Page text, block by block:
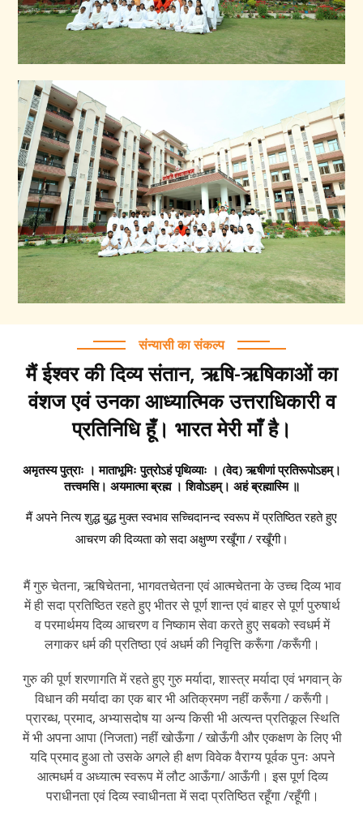
संन्यासी का संकल्प
मैं ईश्वर की दिव्य संतान, ऋषि-ऋषिकाओं का
वंशज एवं उनका आध्यात्मिक उत्तराधिकारी व
प्रतिनिधि हूँ। भारत मेरी माँ है।
अमृतस्य पुत्राः । माताभूमिः पुत्रोऽहं पृथिव्याः । (वेद) ऋषीणां प्रतिरूपोऽहम्।
तत्त्वमसि। अयमात्मा ब्रह्म । शिवोऽहम्। अहं ब्रह्मास्मि ॥
मैं अपने नित्य शुद्ध बुद्ध मुक्त स्वभाव सच्चिदानन्द स्वरूप में प्रतिष्ठित रहते हुए
आचरण की दिव्यता को सदा अक्षुण्ण रखूँगा / रखूँगी।
मैं गुरु चेतना, ऋषिचेतना, भागवतचेतना एवं आत्मचेतना के उच्च दिव्य भाव
में ही सदा प्रतिष्ठित रहते हुए भीतर से पूर्ण शान्त एवं बाहर से पूर्ण पुरुषार्थ
व परमार्थमय दिव्य आचरण व निष्काम सेवा करते हुए सबको स्वधर्म में
लगाकर धर्म की प्रतिष्ठा एवं अधर्म की निवृत्ति करूँगा /करूँगी।
गुरु की पूर्ण शरणागति में रहते हुए गुरु मर्यादा, शास्त्र मर्यादा एवं भगवान् के
विधान की मर्यादा का एक बार भी अतिक्रमण नहीं करूँगा / करूँगी।
प्रारब्ध, प्रमाद, अभ्यासदोष या अन्य किसी भी अत्यन्त प्रतिकूल स्थिति
में भी अपना आपा (निजता) नहीं खोऊँगा / खोऊँगी और एकक्षण के लिए भी
यदि प्रमाद हुआ तो उसके अगले ही क्षण विवेक वैराग्य पूर्वक पुनः अपने
आत्मधर्म व अध्यात्म स्वरूप में लौट आऊँगा/ आऊँगी। इस पूर्ण दिव्य
पराधीनता एवं दिव्य स्वाधीनता में सदा प्रतिष्ठित रहूँगा /रहूँगी।